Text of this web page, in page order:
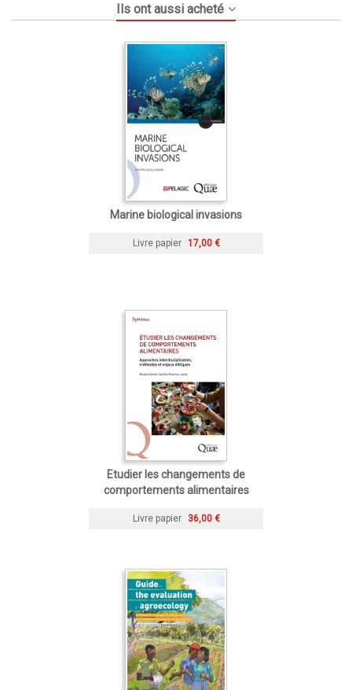
Ils ont aussi acheté
Marine biological invasions
Livre papier 17,00 €
Etudier les changements de
comportements alimentaires
Livre papier 36,00 €